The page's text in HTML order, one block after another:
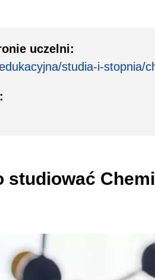
uczelni:
studia-i-stopnia/
studiować